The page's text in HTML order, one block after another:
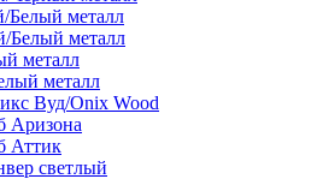
Белый металл
Белый металл
металл
металл
Вуд/Onix Wood
Аризона
Аттик
светлый